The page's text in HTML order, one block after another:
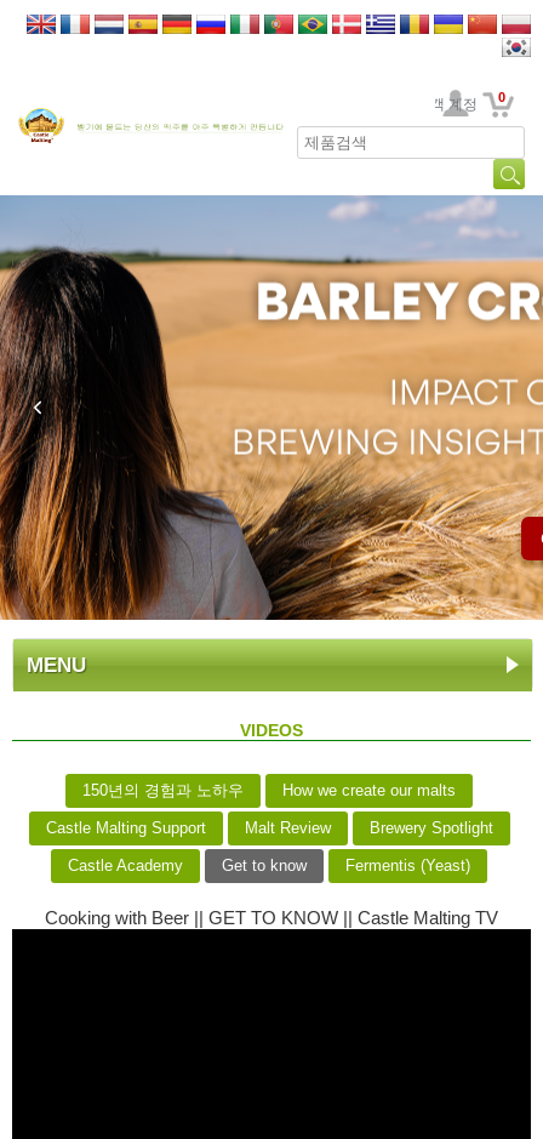
고객 계정 0
MENU
VIDEOS
150년의 경험과 노하우 How we create our malts
Castle Malting Support Malt Review Brewery Spotlight
Castle Academy Get to know Fermentis (Yeast)
Cooking with Beer || GET TO KNOW || Castle Malting TV